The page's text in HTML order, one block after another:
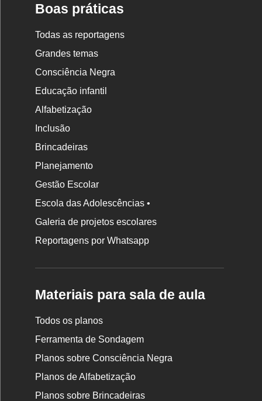
Boas práticas
Todas as reportagens
Grandes temas
Consciência Negra
Educação infantil
Alfabetização
Inclusão
Brincadeiras
Planejamento
Gestão Escolar
Escola das Adolescências •
Galeria de projetos escolares
Reportagens por Whatsapp
Materiais para sala de aula
Todos os planos
Ferramenta de Sondagem
Planos sobre Consciência Negra
Planos de Alfabetização
Planos sobre Brincadeiras